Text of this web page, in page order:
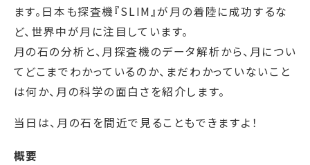
ます。日本も探査機『SLIM』が月の着陸に成功するな
ど、世界中が月に注目しています。
月の石の分析と、月探査機のデータ解析から、月につい
てどこまでわかっているのか、まだわかっていないこと
は何か、月の科学の面白さを紹介します。
当日は、月の石を間近で見ることもできますよ！
概要